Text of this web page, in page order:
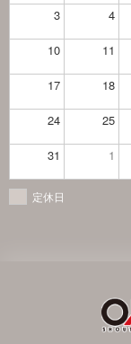
3 4
10 11
17 18
24 25
31 1
定休日